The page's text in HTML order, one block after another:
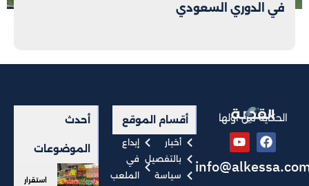
في الدوري السعودي
الحكاية من أولها أقسام الموقع
أخبار
بالتفصيل
سياسة
إبداع
في
الملعب
أحدث
الموضوعات
استقرار